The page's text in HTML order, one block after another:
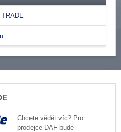
TRADE
Chcete vědět víc? Pro
prodejce DAF bude